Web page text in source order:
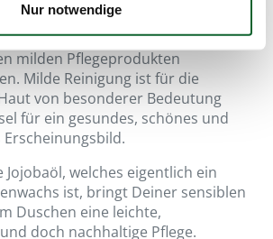
Nur notwendige
und Dein Haar in ihr
können, sollen sie täglich mit
milden Pflegeprodukten
Milde Reinigung ist für die
von besonderer Bedeutung
für ein gesundes, schönes und
Jojobaöl, welches eigentlich ein
ist, bringt Deiner sensiblen
Duschen eine leichte,
doch nachhaltige Pflege.